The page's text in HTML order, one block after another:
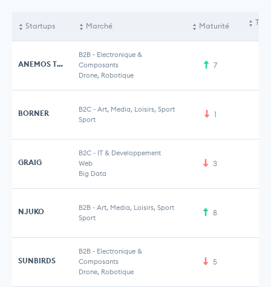
Startups Marché Maturité
ANEMOS TECHNOLOGIES
B2B - Electronique &
Composants
Drone, Robotique
7
BORNER B2C - Art, Media, Loisirs, Sport
Sport
1
GRAIG
B2C - IT & Developpement
Web
Big Data
3
NJUKO B2B - Art, Media, Loisirs, Sport
Sport
8
SUNBIRDS
B2B - Electronique &
Composants
Drone, Robotique
5